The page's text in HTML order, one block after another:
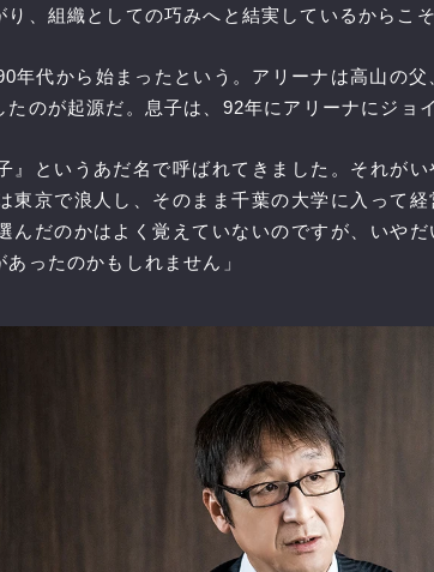
、組織としての巧みへと結実しているからこ
年代から始まったという。アリーナは高山の
のが起源だ。息子は、92年にアリーナにジョ
』というあだ名で呼ばれてきました。それが
東京で浪人し、そのまま千葉の大学に入って経
んだのかはよく覚えていないのですが、いや
ったのかもしれません」